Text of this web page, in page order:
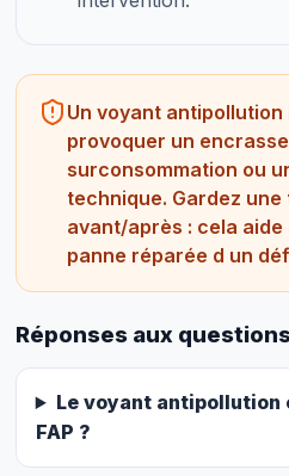
Un voyant
provoquer un
surconsommation ou
technique. Gardez
avant/après : cela
panne réparée d un
Réponses aux
Le voyant
FAP ?